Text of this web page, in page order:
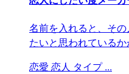
名前を入れると、そ
たいと思われているか
恋愛 恋人 タイプ ...